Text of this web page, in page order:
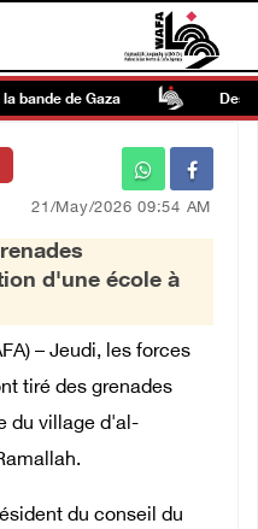
de Gaza Des
21/May/2026 09:54 AM
d'une école à
– Jeudi, les forces
tiré des grenades
du village d'al-
du conseil du